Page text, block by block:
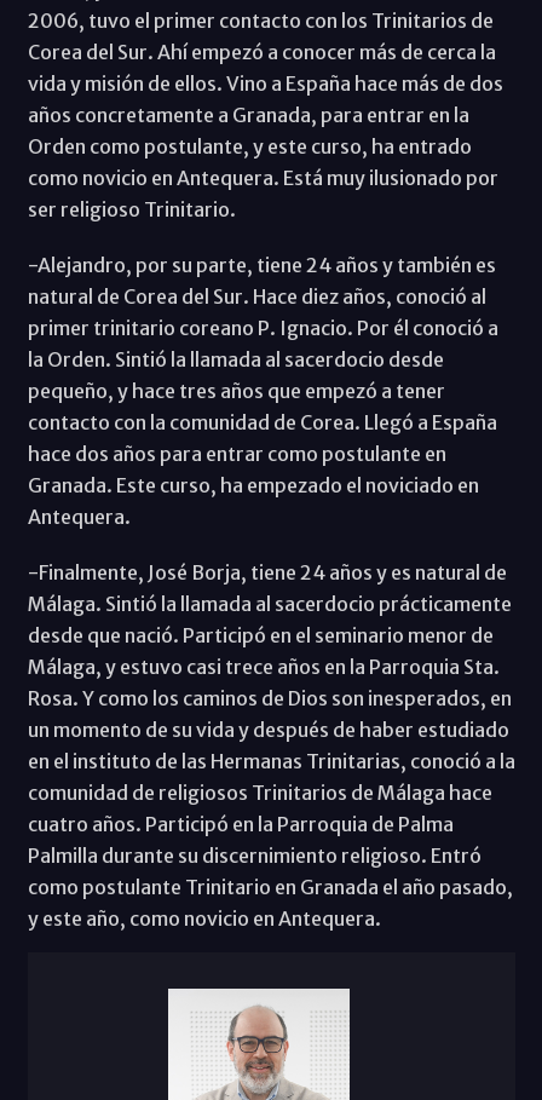
2006, tuvo el primer contacto con los Trinitarios de
Corea del Sur. Ahí empezó a conocer más de cerca la
vida y misión de ellos. Vino a España hace más de dos
años concretamente a Granada, para entrar en la
Orden como postulante, y este curso, ha entrado
como novicio en Antequera. Está muy ilusionado por
ser religioso Trinitario.
-Alejandro, por su parte, tiene 24 años y también es
natural de Corea del Sur. Hace diez años, conoció al
primer trinitario coreano P. Ignacio. Por él conoció a
la Orden. Sintió la llamada al sacerdocio desde
pequeño, y hace tres años que empezó a tener
contacto con la comunidad de Corea. Llegó a España
hace dos años para entrar como postulante en
Granada. Este curso, ha empezado el noviciado en
Antequera.
-Finalmente, José Borja, tiene 24 años y es natural de
Málaga. Sintió la llamada al sacerdocio prácticamente
desde que nació. Participó en el seminario menor de
Málaga, y estuvo casi trece años en la Parroquia Sta.
Rosa. Y como los caminos de Dios son inesperados, en
un momento de su vida y después de haber estudiado
en el instituto de las Hermanas Trinitarias, conoció a la
comunidad de religiosos Trinitarios de Málaga hace
cuatro años. Participó en la Parroquia de Palma
Palmilla durante su discernimiento religioso. Entró
como postulante Trinitario en Granada el año pasado,
y este año, como novicio en Antequera.